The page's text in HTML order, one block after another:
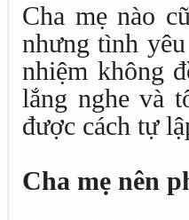
Cha mẹ nào
nhưng tình
nhiệm không
lắng nghe và
được cách tự
Cha mẹ nên